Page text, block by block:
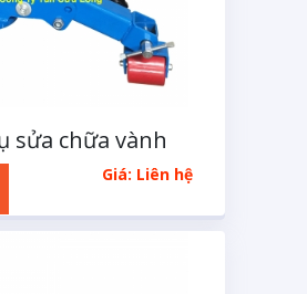
sửa chữa vành
Giá: Liên hệ